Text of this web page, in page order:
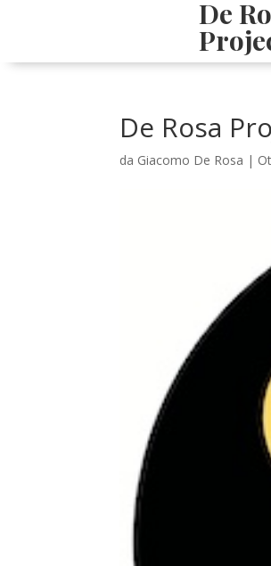
De
De Rosa
da Giacomo De Rosa |